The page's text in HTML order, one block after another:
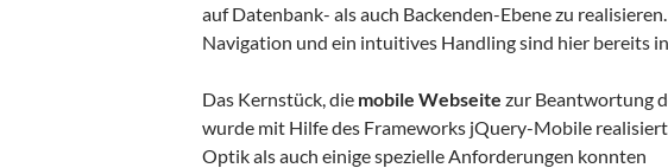
auf Datenbank- als auch Backenden-Ebene zu
Navigation und ein intuitives Handling sind hier bereits
Das Kernstück, die mobile Webseite zur Beantwortung
wurde mit Hilfe des Frameworks jQuery-Mobile
Optik als auch einige spezielle Anforderungen konnten